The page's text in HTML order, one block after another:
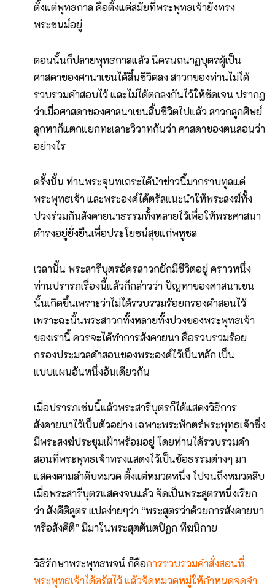
ตั้งแต่พุทธกาล คือตั้งแต่สมัยที่พระพุทธเจ้ายังทรง
พระชนม์อยู่
ตอนนั้นก็ปลายพุทธกาลแล้ว นิครนถนาฏบุตรผู้เป็น
ศาสดาของศานาเชนได้สิ้นชีวิตลง สาวกของท่านไม่ได้
รวบรวมคำสอบไว้ และไม่ได้ตกลงกันไว้ให้ชัดเจน ปรากฏ
ว่าเมื่อศาสดาของศาสนาเชนสิ้นชีวิตไปแล้ว สาวกลูกศิษย์
ลูกหาก็แตกแยกทะเลาะวิวาทกันว่า ศาสดาของตนสอนว่า
อย่างไร
ครั้งนั้น ท่านพระจุนทเถระได้นำข่าวนี้มากราบทูลแด่
พระพุทธเจ้า และพระองค์ได้ตรัสแนะนำให้พระสงฆ์ทั้ง
ปวงร่วมกันสังคายนาธรรมทั้งหลายไว้เพื่อให้พระศาสนา
ดำรงอยู่ยั่งยืนเพื่อประโยชน์สุขแก่พหูชล
เวลานั้น พระสารีบุตรอัครสาวกยักมีชีวิตอยู่ คราวหนึ่ง
ท่านปรารภเรื่องนี้แล้วก็กล่าวว่า ปัญหาของศาสนาเชน
นั้นเกิดขึ้นเพราะว่าไม่ได้รวบรวมร้อยกรองคำสอนไว้
เพราะฉะนั้นพระสาวกทั้งหลายทั้งปวงของพระพุทธเจ้า
ของเรานี้ ควรจะได้ทำการสังคายนา คือรวบรวมร้อย
กรองประมวลคำสอนของพระองค์ไว้เป็นหลัก เป็น
แบบแผนอันหนึ่งอันเดียวกัน
เมื่อปรารภเช่นนี้แล้วพระสารีบุตรก็ได้แสดงวิธีการ
สังคายนาไว้เป็นตัวอย่าง เฉพาะพระพักตร์พระพุทธเจ้าซึ่ง
มีพระสงฆ์ประชุมเฝ้าพร้อมอยู่ โดยท่านได้รวบรวมคำ
สอนที่พระพุทธเจ้าทรงแสดงไว้เป็นข้อธรรมต่างๆ มา
แสดงตามลำดับหมวด ตั้งแต่หมวดหนึ่ง ไปจนถึงหมวดสิบ
เมื่อพระสารีบุตรแสดงจบแล้ว จัดเป็นพระสูตรหนึ่งเรียก
ว่า สังคีติสูตร แปลง่ายๆว่า “พระสูตรว่าด้วยการสังคายนา
หรือสังคีติ” มีมาในพระสุตตันตปิฏก ทีฆนิกาย
วิธีรักษาพระพุทธพจน์ ก็คือการรวบรวมคำสั่งสอนที่
พระพุทธเจ้าได้ตรัสไว้ แล้วจัดหมวดหมู่ให้กำหนดจดจำ